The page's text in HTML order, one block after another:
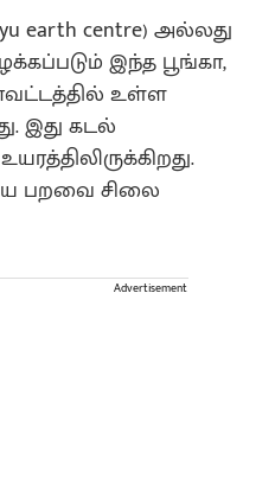
earth centre) அல்லது
இந்த பூங்கா,
உள்ள
இது கடல்
பறவை சிலை
Advertisement